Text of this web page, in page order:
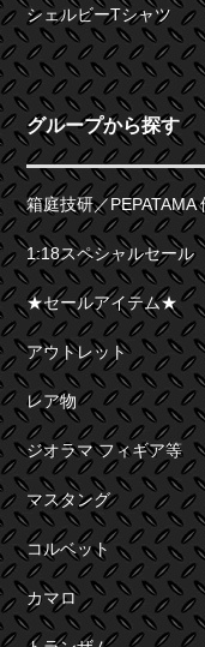
シェルビーTシャツ
グループから探す
箱庭技研／PEPATAMA
1:18スペシャルセール
★セールアイテム★
アウトレット
レア物
ジオラマ フィギア等
マスタング
コルベット
カマロ